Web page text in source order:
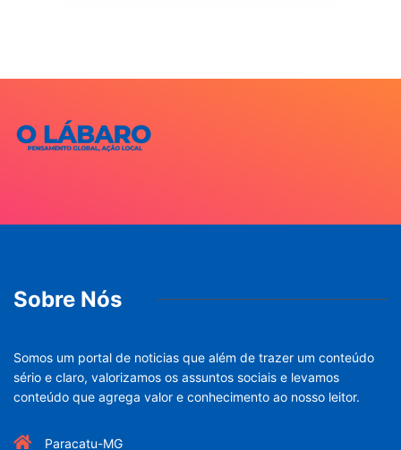
Sobre Nós
Somos um portal de noticias que além de trazer um conteúdo
sério e claro, valorizamos os assuntos sociais e levamos
conteúdo que agrega valor e conhecimento ao nosso leitor.
Paracatu-MG